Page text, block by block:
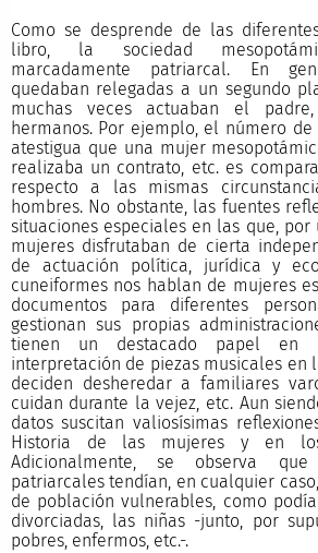
Como se desprende de las
libro, la sociedad
marcadamente patriarcal. En
quedaban relegadas a un segundo
muchas veces actuaban el
hermanos. Por ejemplo, el número
atestigua que una mujer
realizaba un contrato, etc. es
respecto a las mismas
hombres. No obstante, las fuentes
situaciones especiales en las que, por
mujeres disfrutaban de cierta
de actuación política, jurídica y
cuneiformes nos hablan de mujeres
documentos para diferentes
gestionan sus propias
tienen un destacado papel en
interpretación de piezas musicales en
deciden desheredar a familiares
cuidan durante la vejez, etc. Aun
datos suscitan valiosísimas
Historia de las mujeres y en
Adicionalmente, se observa que
patriarcales tendían, en cualquier
de población vulnerables, como
divorciadas, las niñas -junto, por
pobres, enfermos, etc.-.